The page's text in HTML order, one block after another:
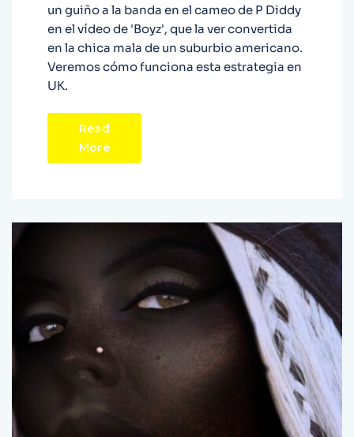
un guiño a la banda en el cameo de P Diddy
en el vídeo de 'Boyz', que la ver convertida
en la chica mala de un suburbio americano.
Veremos cómo funciona esta estrategia en
UK.
Read
More